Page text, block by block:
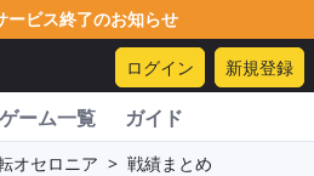
ビス終了のお知らせ
ログイン 新規登録
ゲーム一覧 ガイド
オセロニア > 戦績まとめ